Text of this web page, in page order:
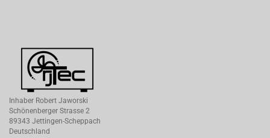
Inhaber Robert Jaworski
Schönenberger Strasse 2
89343 Jettingen-Scheppach
Deutschland